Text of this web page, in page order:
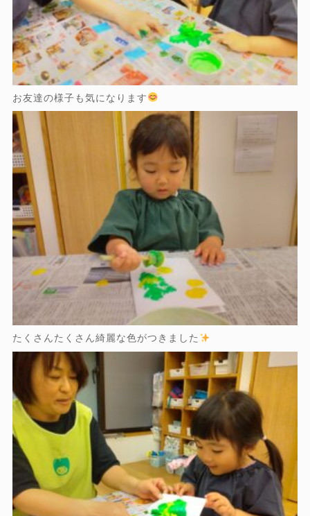
お友達の様子も気になります
たくさんたくさん綺麗な色がつきました